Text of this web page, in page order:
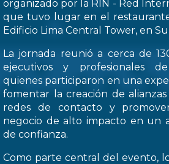
organizado por la RIN - Red
que tuvo lugar en el
Edificio Lima Central Tower, en
La jornada reunió a cerca de
ejecutivos y profesionales
quienes participaron en una
fomentar la creación de alianzas
redes de contacto y
negocio de alto impacto en un
de confianza.
Como parte central del evento,